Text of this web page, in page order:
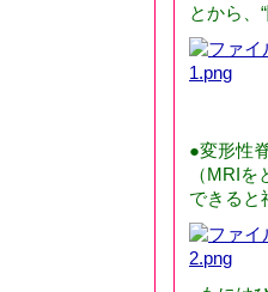
とから、
●変形性
（MRI
できると